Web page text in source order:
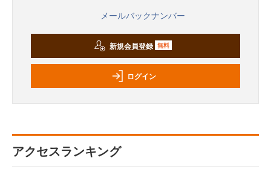
メールバックナンバー
新規会員登録 無料
ログイン
アクセスランキング